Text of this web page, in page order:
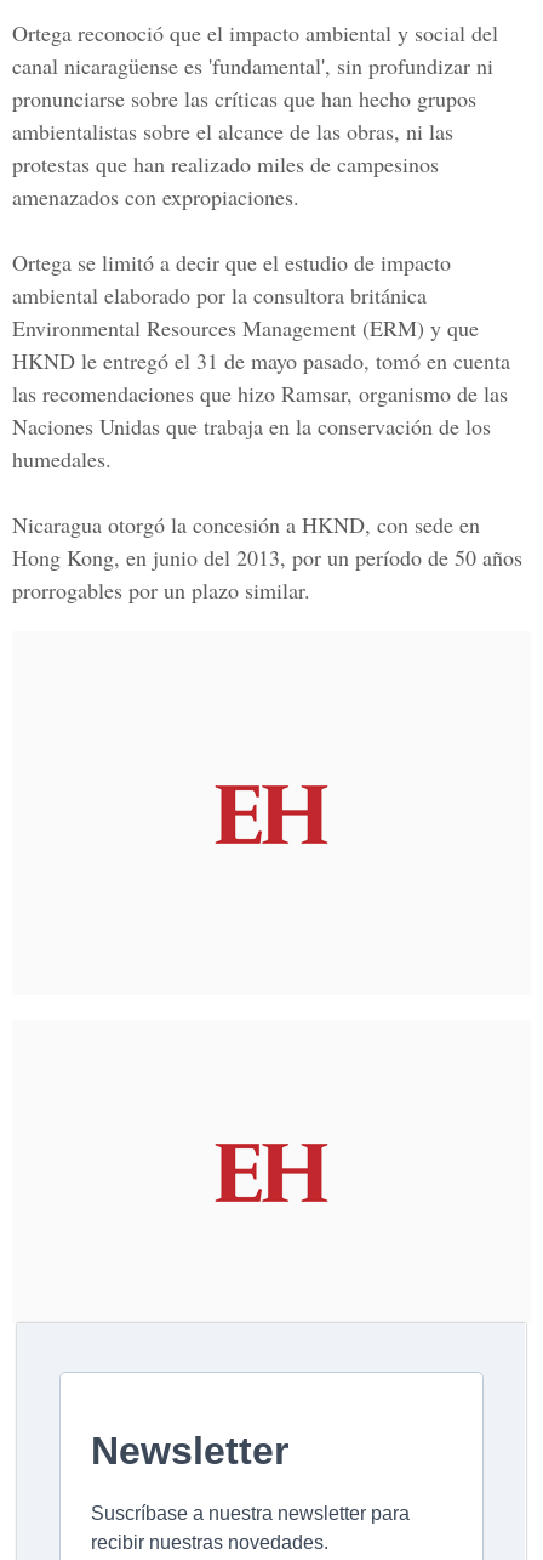
Ortega reconoció que el impacto ambiental y social del
canal nicaragüense es 'fundamental', sin profundizar ni
pronunciarse sobre las críticas que han hecho grupos
ambientalistas sobre el alcance de las obras, ni las
protestas que han realizado miles de campesinos
amenazados con expropiaciones.
Ortega se limitó a decir que el estudio de impacto
ambiental elaborado por la consultora británica
Environmental Resources Management (ERM) y que
HKND le entregó el 31 de mayo pasado, tomó en cuenta
las recomendaciones que hizo Ramsar, organismo de las
Naciones Unidas que trabaja en la conservación de los
humedales.
Nicaragua otorgó la concesión a HKND, con sede en
Hong Kong, en junio del 2013, por un período de 50 años
prorrogables por un plazo similar.